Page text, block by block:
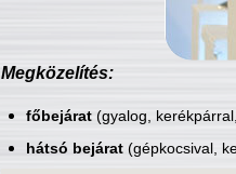
Megközelítés:
főbejárat(gyalog,
hátsó bejárat(gépkocsival,